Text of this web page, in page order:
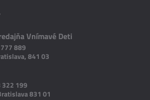
Vnímavé Deti
889
841 03
199
831 01